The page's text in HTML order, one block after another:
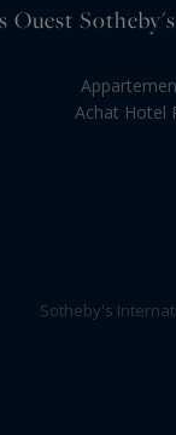
Ouest
Achat Hotel
Sotheby's